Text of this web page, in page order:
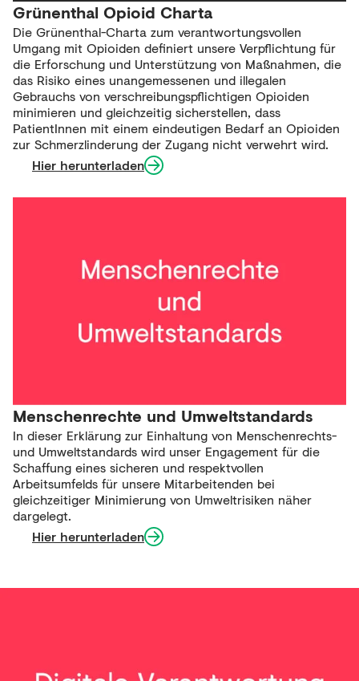
Grünenthal Opioid Charta
Die Grünenthal-Charta zum verantwortungsvollen
Umgang mit Opioiden definiert unsere Verpflichtung für
die Erforschung und Unterstützung von Maßnahmen, die
das Risiko eines unangemessenen und illegalen
Gebrauchs von verschreibungspflichtigen Opioiden
minimieren und gleichzeitig sicherstellen, dass
PatientInnen mit einem eindeutigen Bedarf an Opioiden
zur Schmerzlinderung der Zugang nicht verwehrt wird.
Hier herunterladen
Menschenrechte und Umweltstandards
In dieser Erklärung zur Einhaltung von Menschenrechts-
und Umweltstandards wird unser Engagement für die
Schaffung eines sicheren und respektvollen
Arbeitsumfelds für unsere Mitarbeitenden bei
gleichzeitiger Minimierung von Umweltrisiken näher
dargelegt.
Hier herunterladen